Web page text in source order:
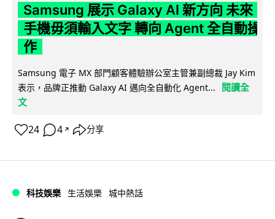
Samsung 展示 Galaxy AI 新方向 未來
手機毋須輸入文字 轉向 Agent 全自動操
作
Samsung 電子 MX 部門顧客體驗辦公室主管兼副總裁 Jay Kim
表示，品牌正推動 Galaxy AI 邁向全自動化 Agent...
閱讀全
文
24 4 ↗ 分享
科技娛樂 生活娛樂 城中熱話